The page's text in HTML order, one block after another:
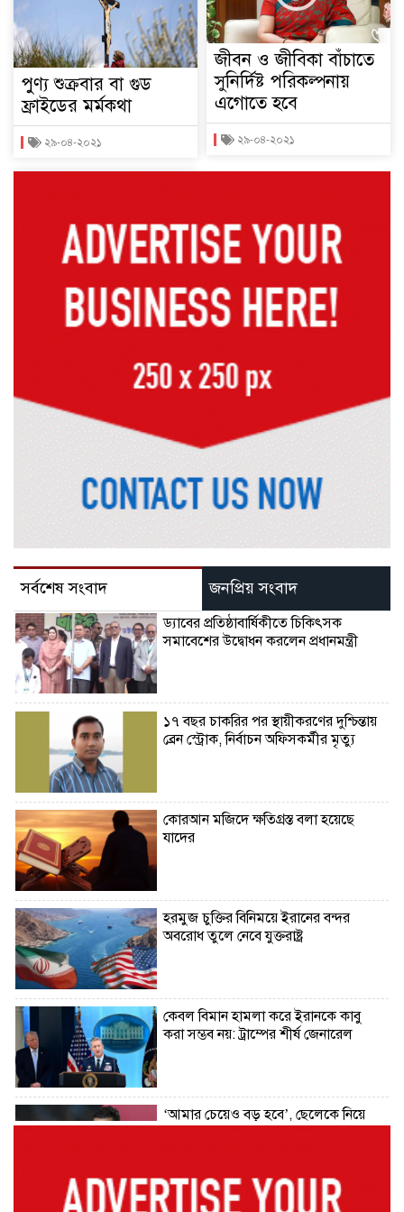
পুণ্য শুক্রবার বা গুড
ফ্রাইডের মর্মকথা
২৯-০৪-২০২১
জীবন ও জীবিকা বাঁচাতে
সুনির্দিষ্ট পরিকল্পনায়
এগোতে হবে
২৯-০৪-২০২১
সর্বশেষ সংবাদ জনপ্রিয় সংবাদ
ড্যাবের প্রতিষ্ঠাবার্ষিকীতে চিকিৎসক
সমাবেশের উদ্বোধন করলেন প্রধানমন্ত্রী
১৭ বছর চাকরির পর স্থায়ীকরণের দুশ্চিন্তায়
ব্রেন স্ট্রোক, নির্বাচন অফিসকর্মীর মৃত্যু
কোরআন মজিদে ক্ষতিগ্রস্ত বলা হয়েছে
যাদের
হরমুজ চুক্তির বিনিময়ে ইরানের বন্দর
অবরোধ তুলে নেবে যুক্তরাষ্ট্র
কেবল বিমান হামলা করে ইরানকে কাবু
করা সম্ভব নয়: ট্রাম্পের শীর্ষ জেনারেল
‘আমার চেয়েও বড় হবে’, ছেলেকে নিয়ে